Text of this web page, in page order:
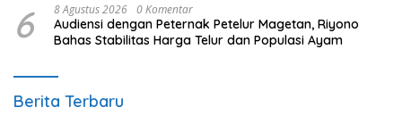
6 8 Agustus 2026 0 Komentar
Audiensi dengan Peternak Petelur Magetan, Riyono
Bahas Stabilitas Harga Telur dan Populasi Ayam
Berita Terbaru